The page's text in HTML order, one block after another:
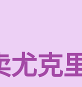
尤克